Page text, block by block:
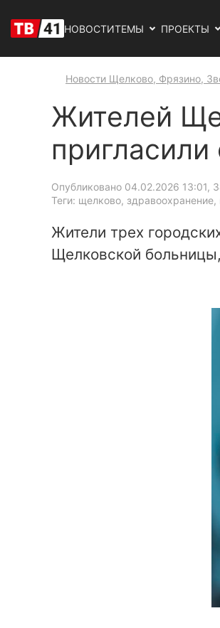
НОВОСТИТЕМЫ ПРОЕКТЫ
Новости Щелково, Фрязино,
Жителей
Опубликовано 04.02.2026 13:01,
Теги: щелково,
Жители трех
Щелковской